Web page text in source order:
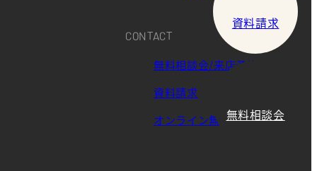
資料請求
無料相談会
CONTACT
無料相談会/来店予約
資料請求
オンライン無料相談会